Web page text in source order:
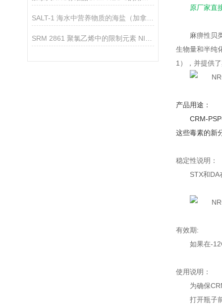
原厂家直
麻痹性贝
生物量和半纯
1），并提供
产品用途：
CRM-
这些毒素的新
稳定性说明：
STX和
有效期:
如果在-
使用说明：
为确保
打开瓶子